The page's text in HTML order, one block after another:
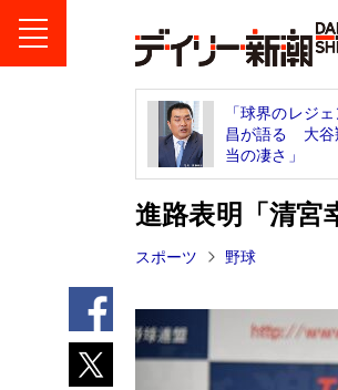
「球界のレジ
昌が語る 大谷
当の凄さ」
進路表明「清宮
スポーツ 野球